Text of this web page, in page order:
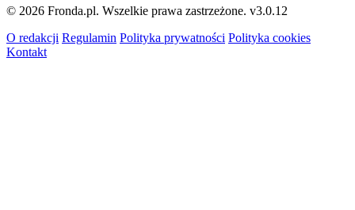
© 2026 Fronda.pl. Wszelkie prawa zastrzeżone. v3.0.12
O redakcji Regulamin Polityka prywatności Polityka cookies
Kontakt